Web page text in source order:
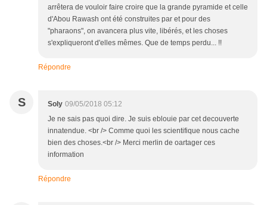
arrêtera de vouloir faire croire que la grande pyramide et celle
d'Abou Rawash ont été construites par et pour des
"pharaons", on avancera plus vite, libérés, et les choses
s'expliqueront d'elles mêmes. Que de temps perdu... !!
Répondre
S Soly 09/05/2018 05:12
Je ne sais pas quoi dire. Je suis eblouie par cet decouverte
innatendue. <br /> Comme quoi les scientifique nous cache
bien des choses.<br /> Merci merlin de oartager ces
information
Répondre